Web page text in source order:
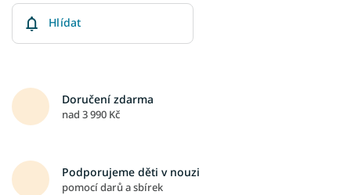
Hlídat
Doručení zdarma
nad 3 990 Kč
Podporujeme děti v nouzi
pomocí darů a sbírek